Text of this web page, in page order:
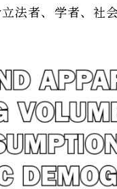
法者、学者、社